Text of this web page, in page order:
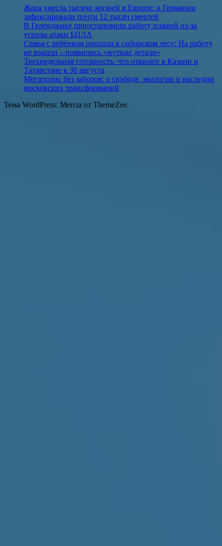
Жара унесла тысячи жизней в Европе: в Германии
зафиксировали почти 12 тысяч смертей
В Геленджике приостановили работу пляжей из-за
угрозы атаки БПЛА
Семья с ребёнком пропала в сибирском лесу: На работу
не вышли – появились «жуткие детали»
Трехнедельная готовность: что откроют в Казани и
Татарстане к 30 августа
Мегаполис без заборов: о свободе, экологии и наследии
московских трансформаций
Тема WordPress: Mercia от ThemeZee.